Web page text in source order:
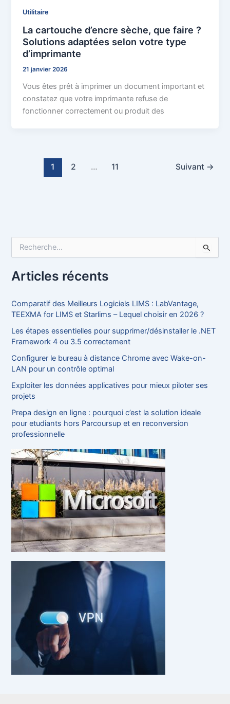
Utilitaire
La cartouche d’encre sèche, que faire ?
Solutions adaptées selon votre type
d’imprimante
21 janvier 2026
Vous êtes prêt à imprimer un document important et
constatez que votre imprimante refuse de
fonctionner correctement ou produit des
1 2 … 11 Suivant →
h
e
c
h
r
:
Articles récents
Comparatif des Meilleurs Logiciels LIMS : LabVantage,
TEEXMA for LIMS et Starlims – Lequel choisir en 2026 ?
Les étapes essentielles pour supprimer/désinstaller le .NET
Framework 4 ou 3.5 correctement
Configurer le bureau à distance Chrome avec Wake-on-
LAN pour un contrôle optimal
Exploiter les données applicatives pour mieux piloter ses
projets
Prepa design en ligne : pourquoi c’est la solution ideale
pour etudiants hors Parcoursup et en reconversion
professionnelle